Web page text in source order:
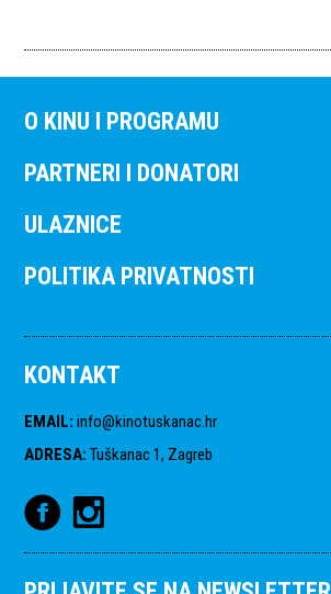
O KINU I PROGRAMU
PARTNERI I DONATORI
ULAZNICE
POLITIKA PRIVATNOSTI
KONTAKT
EMAIL: info@kinotuskanac.hr
ADRESA: Tuškanac 1, Zagreb